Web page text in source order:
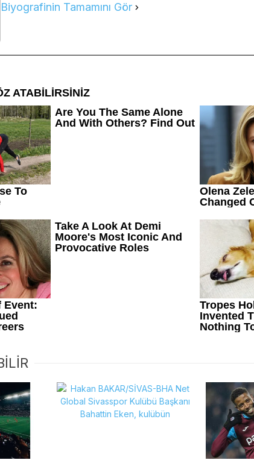
Biyografinin Tamamını Gör